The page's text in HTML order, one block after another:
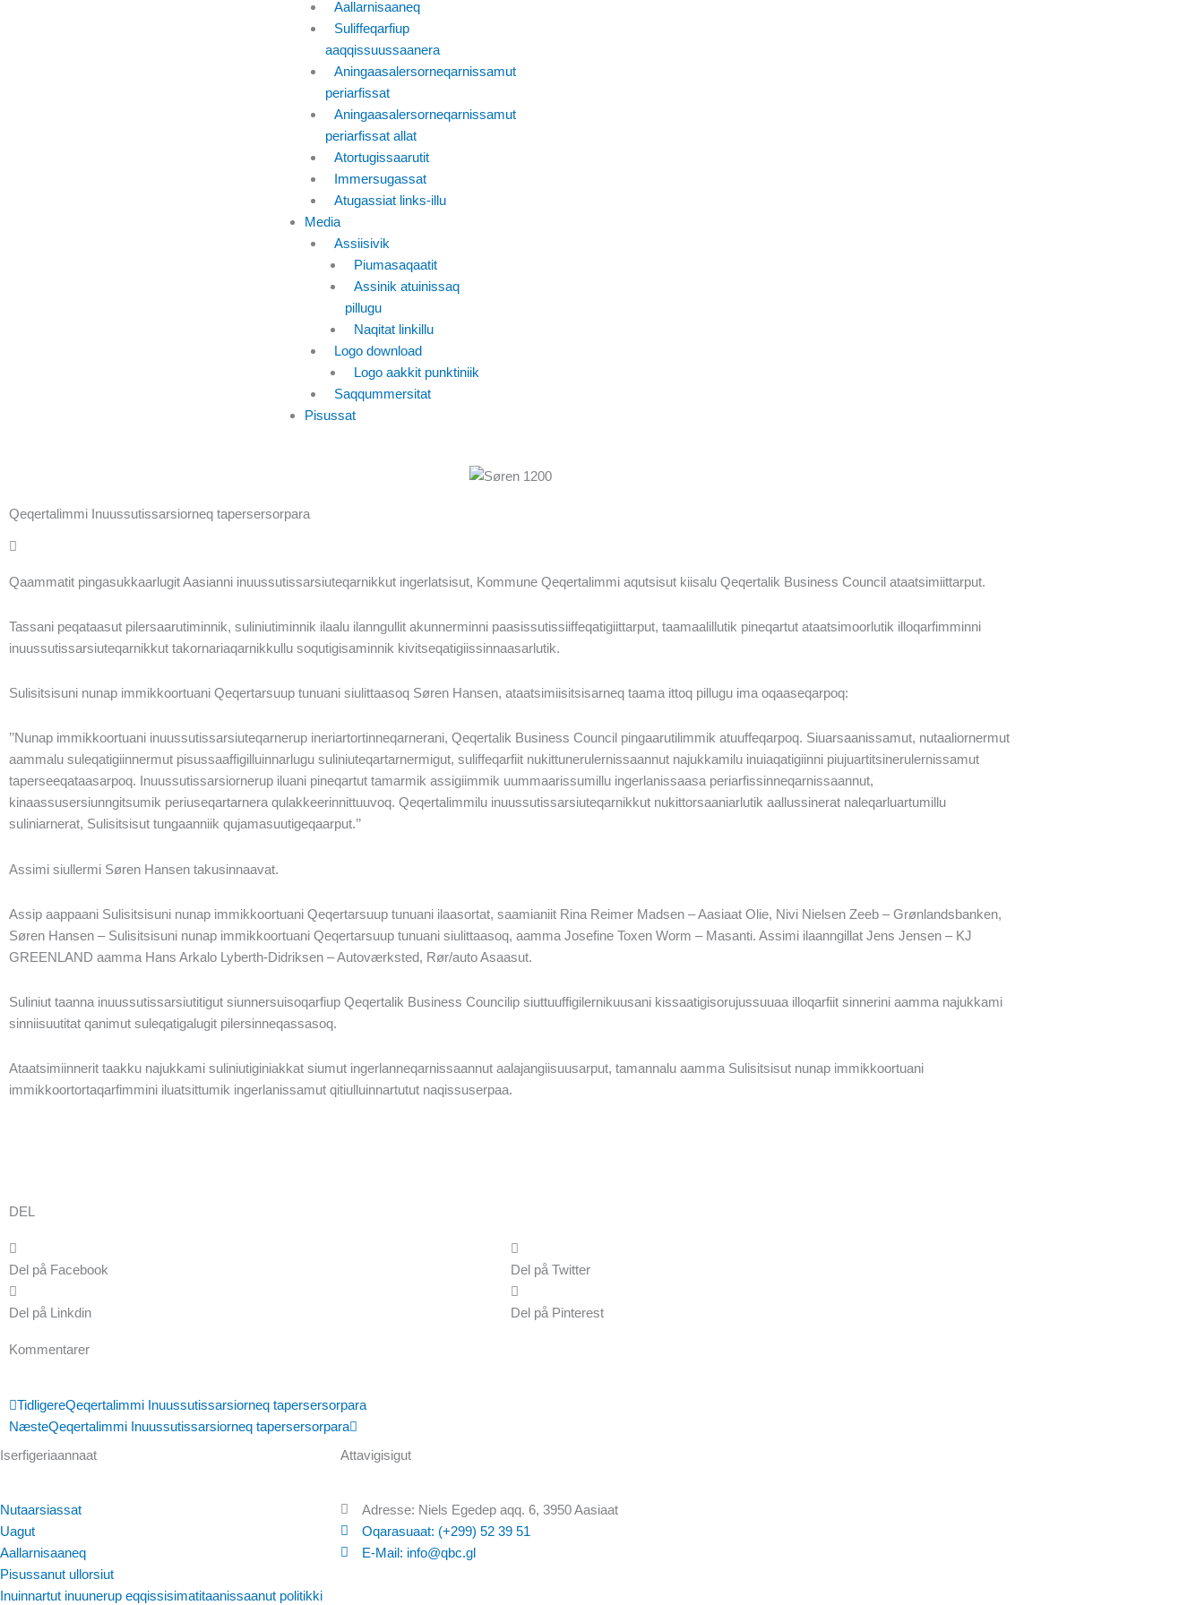
Aallarnisaaneq
Suliffeqarfiup
aaqqissuussaanera
Aningaasalersorneqarnissamut
periarfissat
Aningaasalersorneqarnissamut
periarfissat allat
Atortugissaarutit
Immersugassat
Atugassiat links-illu
Media
Assiisivik
Piumasaqaatit
Assinik atuinissaq
pillugu
Naqitat linkillu
Logo download
Logo aakkit punktiniik
Saqqummersitat
Pisussat
Qeqertalimmi Inuussutissarsiorneq tapersersorpara
Qaammatit pingasukkaarlugit Aasianni inuussutissarsiuteqarnikkut ingerlatsisut, Kommune Qeqertalimmi aqutsisut kiisalu Qeqertalik Business Council ataatsimiittarput.
Tassani peqataasut pilersaarutiminnik, suliniutiminnik ilaalu ilanngullit akunnerminni paasissutissiiffeqatigiittarput, taamaalillutik pineqartut ataatsimoorlutik illoqarfimminni
inuussutissarsiuteqarnikkut takornariaqarnikkullu soqutigisaminnik kivitseqatigiissinnaasarlutik.
Sulisitsisuni nunap immikkoortuani Qeqertarsuup tunuani siulittaasoq Søren Hansen, ataatsimiisitsisarneq taama ittoq pillugu ima oqaaseqarpoq:
’’Nunap immikkoortuani inuussutissarsiuteqarnerup ineriartortinneqarnerani, Qeqertalik Business Council pingaarutilimmik atuuffeqarpoq. Siuarsaanissamut, nutaaliornermut
aammalu suleqatigiinnermut pisussaaffigilluinnarlugu suliniuteqartarnermigut, suliffeqarfiit nukittunerulernissaannut najukkamilu inuiaqatigiinni piujuartitsinerulernissamut
taperseeqataasarpoq. Inuussutissarsiornerup iluani pineqartut tamarmik assigiimmik uummaarissumillu ingerlanissaasa periarfissinneqarnissaannut,
kinaassusersiunngitsumik periuseqartarnera qulakkeerinnittuuvoq. Qeqertalimmilu inuussutissarsiuteqarnikkut nukittorsaaniarlutik aallussinerat naleqarluartumillu
suliniarnerat, Sulisitsisut tungaanniik qujamasuutigeqaarput.’’
Assimi siullermi Søren Hansen takusinnaavat.
Assip aappaani Sulisitsisuni nunap immikkoortuani Qeqertarsuup tunuani ilaasortat, saamianiit Rina Reimer Madsen – Aasiaat Olie, Nivi Nielsen Zeeb – Grønlandsbanken,
Søren Hansen – Sulisitsisuni nunap immikkoortuani Qeqertarsuup tunuani siulittaasoq, aamma Josefine Toxen Worm – Masanti. Assimi ilaanngillat Jens Jensen – KJ
GREENLAND aamma Hans Arkalo Lyberth-Didriksen – Autoværksted, Rør/auto Asaasut.
Suliniut taanna inuussutissarsiutitigut siunnersuisoqarfiup Qeqertalik Business Councilip siuttuuffigilernikuusani kissaatigisorujussuuaa illoqarfiit sinnerini aamma najukkami
sinniisuutitat qanimut suleqatigalugit pilersinneqassasoq.
Ataatsimiinnerit taakku najukkami suliniutiginiakkat siumut ingerlanneqarnissaannut aalajangiisuusarput, tamannalu aamma Sulisitsisut nunap immikkoortuani
immikkoortortaqarfimmini iluatsittumik ingerlanissamut qitiulluinnartutut naqissuserpaa.
DEL
Del på Facebook Del på Twitter
Del på Linkdin Del på Pinterest
Kommentarer
Prev
TidligereQeqertalimmi Inuussutissarsiorneq tapersersorpara
NæsteQeqertalimmi Inuussutissarsiorneq tapersersorpara
Next
Iserfigeriaannaat
Nutaarsiassat
Uagut
Aallarnisaaneq
Pisussanut ullorsiut
Inuinnartut inuunerup eqqissisimatitaanissaanut politikki
Attavigisigut
Adresse: Niels Egedep aqq. 6, 3950 Aasiaat
Oqarasuaat: (+299) 52 39 51
E-Mail: info@qbc.gl